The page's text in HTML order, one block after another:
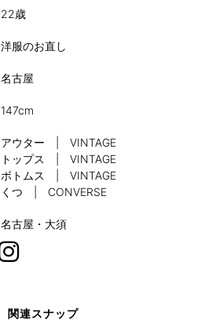
22歳
洋服のお直し
名古屋
147cm
アウター | VINTAGE
トップス | VINTAGE
ボトムス | VINTAGE
くつ | CONVERSE
名古屋・大須
関連スナップ